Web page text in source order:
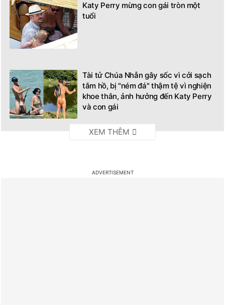
Katy Perry mừng con gái tròn một
tuổi
Tài tử Chúa Nhẫn gây sốc vì cởi sạch
tắm hồ, bị "ném đá" thậm tệ vì nghiện
khoe thân, ảnh hưởng đến Katy Perry
và con gái